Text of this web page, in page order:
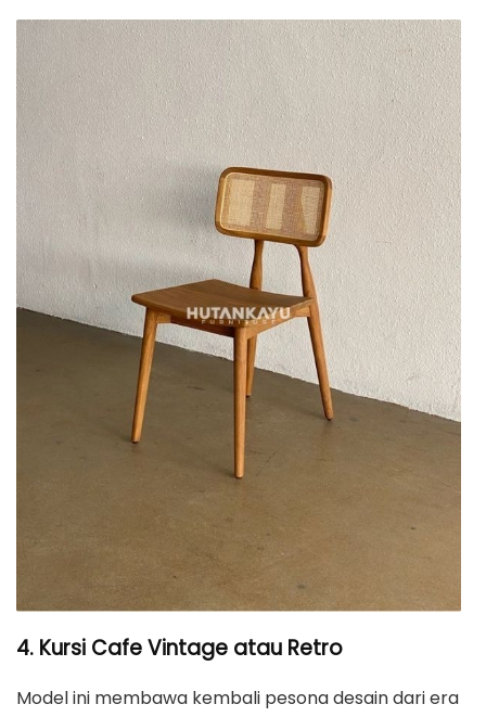
4. Kursi Cafe Vintage atau Retro
Model ini membawa kembali pesona desain dari era